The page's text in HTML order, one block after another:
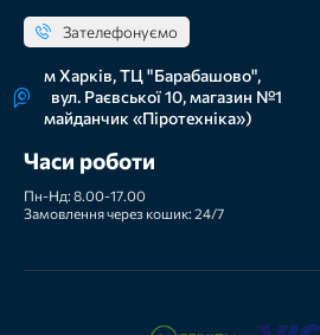
Зателефонуємо
м Харків, ТЦ "Барабашово",
вул. Раєвської 10, магазин №1
майданчик «Піротехніка»)
Часи роботи
Пн-Нд: 8.00-17.00
Замовлення через кошик: 24/7